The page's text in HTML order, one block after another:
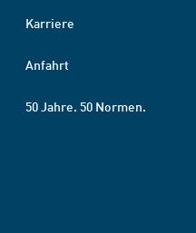
Karriere
Anfahrt
50 Jahre. 50 Normen.